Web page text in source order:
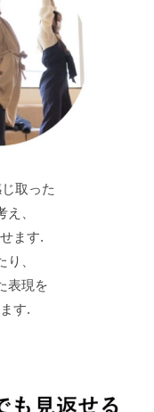
取った
、
ます.
、
表現を
す.